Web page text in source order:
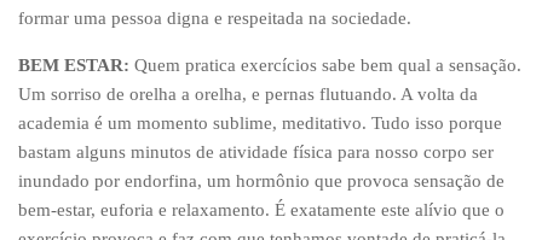
formar uma pessoa digna e respeitada na sociedade.
BEM ESTAR: Quem pratica exercícios sabe bem qual a sensação.
Um sorriso de orelha a orelha, e pernas flutuando. A volta da
academia é um momento sublime, meditativo. Tudo isso porque
bastam alguns minutos de atividade física para nosso corpo ser
inundado por endorfina, um hormônio que provoca sensação de
bem-estar, euforia e relaxamento. É exatamente este alívio que o